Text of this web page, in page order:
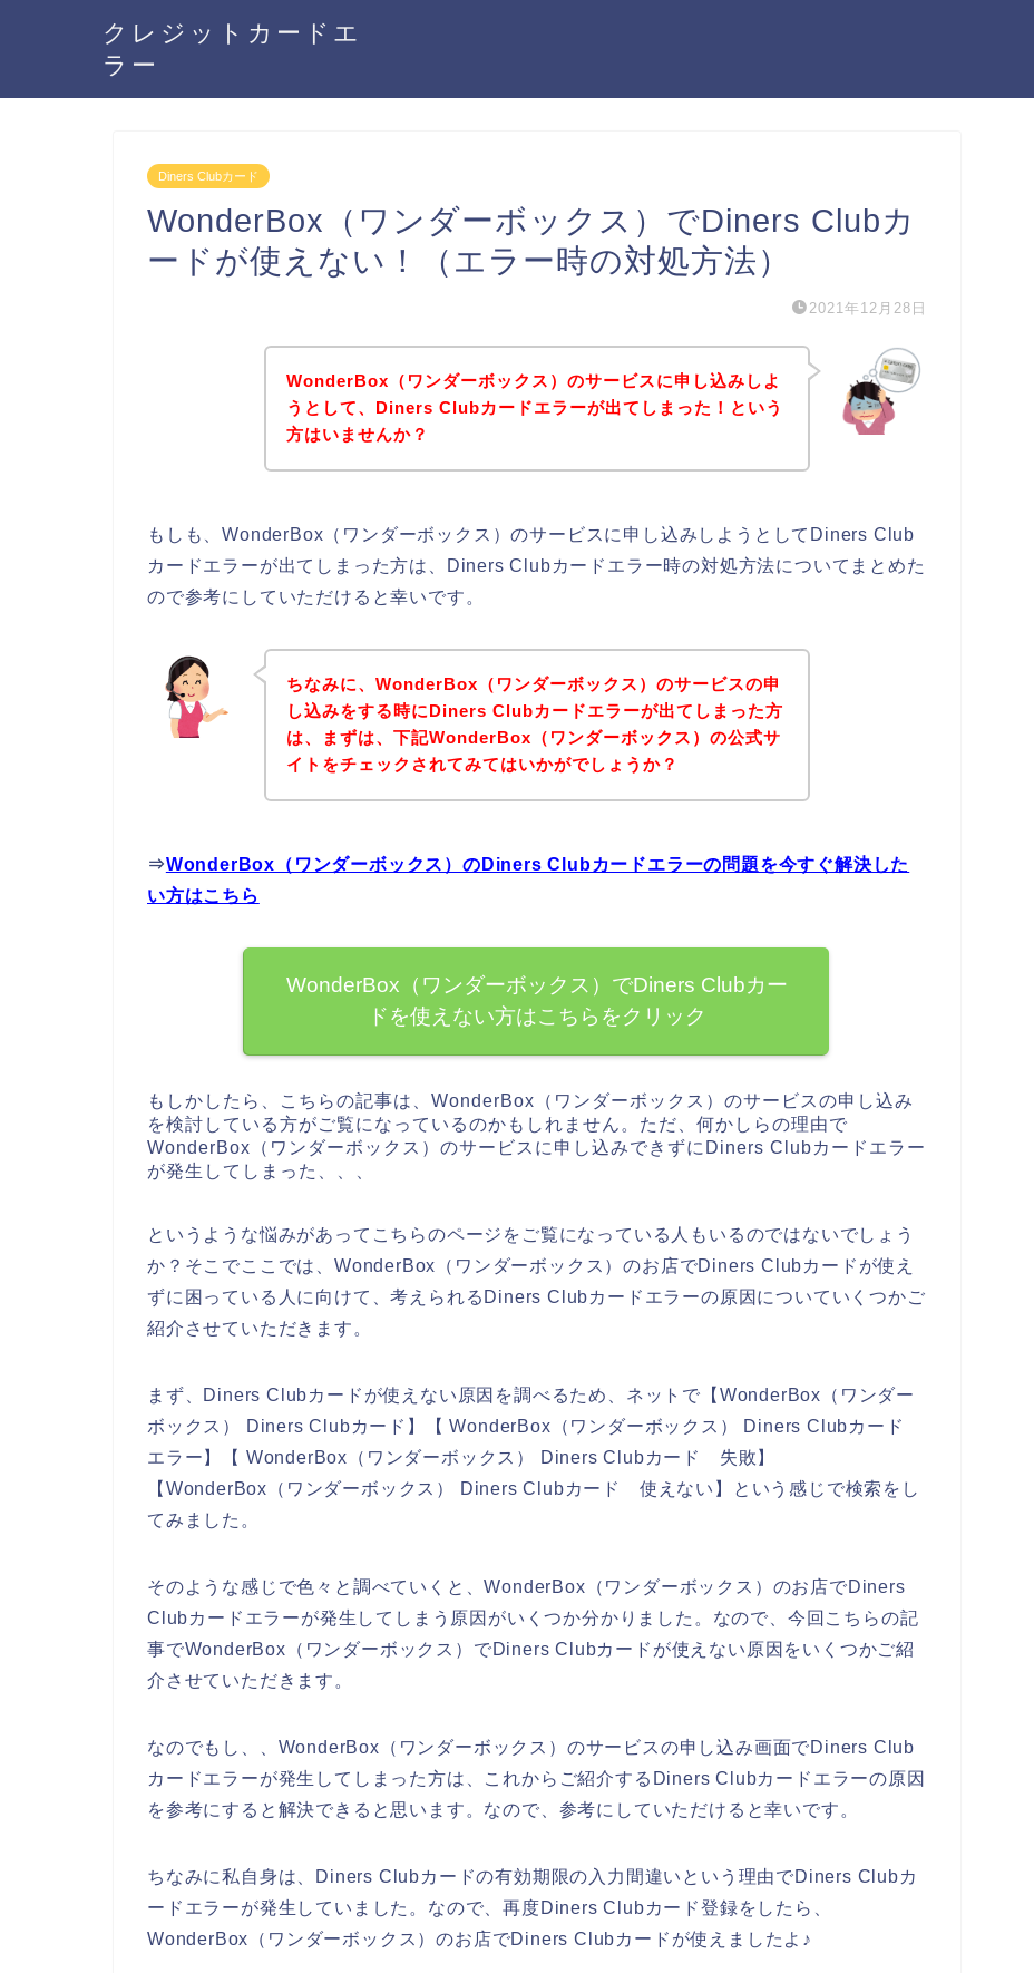
クレジットカードエ
ラー
Diners Clubカード
WonderBox（ワンダーボックス）でDiners Clubカ
ードが使えない！（エラー時の対処方法）
2021年12月28日
WonderBox（ワンダーボックス）のサービスに申し込みしよ
うとして、Diners Clubカードエラーが出てしまった！という
方はいませんか？
もしも、WonderBox（ワンダーボックス）のサービスに申し込みしようとしてDiners Club
カードエラーが出てしまった方は、Diners Clubカードエラー時の対処方法についてまとめた
ので参考にしていただけると幸いです。
ちなみに、WonderBox（ワンダーボックス）のサービスの申
し込みをする時にDiners Clubカードエラーが出てしまった方
は、まずは、下記WonderBox（ワンダーボックス）の公式サ
イトをチェックされてみてはいかがでしょうか？
⇒WonderBox（ワンダーボックス）のDiners Clubカードエラーの問題を今すぐ解決した
い方はこちら
WonderBox（ワンダーボックス）でDiners Clubカー
ドを使えない方はこちらをクリック
もしかしたら、こちらの記事は、WonderBox（ワンダーボックス）のサービスの申し込み
を検討している方がご覧になっているのかもしれません。ただ、何かしらの理由で
WonderBox（ワンダーボックス）のサービスに申し込みできずにDiners Clubカードエラー
が発生してしまった、、、
というような悩みがあってこちらのページをご覧になっている人もいるのではないでしょう
か？そこでここでは、WonderBox（ワンダーボックス）のお店でDiners Clubカードが使え
ずに困っている人に向けて、考えられるDiners Clubカードエラーの原因についていくつかご
紹介させていただきます。
まず、Diners Clubカードが使えない原因を調べるため、ネットで【WonderBox（ワンダー
ボックス） Diners Clubカード】【 WonderBox（ワンダーボックス） Diners Clubカード
エラー】【 WonderBox（ワンダーボックス） Diners Clubカード 失敗】
【WonderBox（ワンダーボックス） Diners Clubカード 使えない】という感じで検索をし
てみました。
そのような感じで色々と調べていくと、WonderBox（ワンダーボックス）のお店でDiners
Clubカードエラーが発生してしまう原因がいくつか分かりました。なので、今回こちらの記
事でWonderBox（ワンダーボックス）でDiners Clubカードが使えない原因をいくつかご紹
介させていただきます。
なのでもし、、WonderBox（ワンダーボックス）のサービスの申し込み画面でDiners Club
カードエラーが発生してしまった方は、これからご紹介するDiners Clubカードエラーの原因
を参考にすると解決できると思います。なので、参考にしていただけると幸いです。
ちなみに私自身は、Diners Clubカードの有効期限の入力間違いという理由でDiners Clubカ
ードエラーが発生していました。なので、再度Diners Clubカード登録をしたら、
WonderBox（ワンダーボックス）のお店でDiners Clubカードが使えましたよ♪